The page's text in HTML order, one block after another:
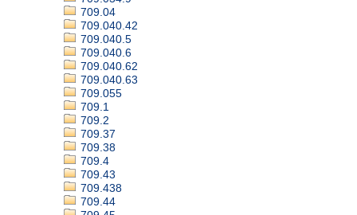
709.04
709.040.42
709.040.5
709.040.6
709.040.62
709.040.63
709.055
709.1
709.2
709.37
709.38
709.4
709.43
709.438
709.44